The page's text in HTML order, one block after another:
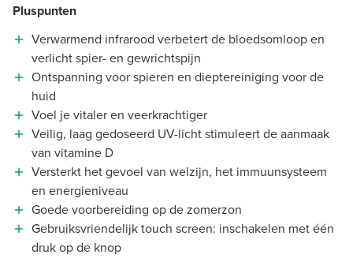
Pluspunten
Verwarmend infrarood verbetert de bloedsomloop en
verlicht spier- en gewrichtspijn
Ontspanning voor spieren en dieptereiniging voor de
huid
Voel je vitaler en veerkrachtiger
Veilig, laag gedoseerd UV-licht stimuleert de aanmaak
van vitamine D
Versterkt het gevoel van welzijn, het immuunsysteem
en energieniveau
Goede voorbereiding op de zomerzon
Gebruiksvriendelijk touch screen: inschakelen met één
druk op de knop